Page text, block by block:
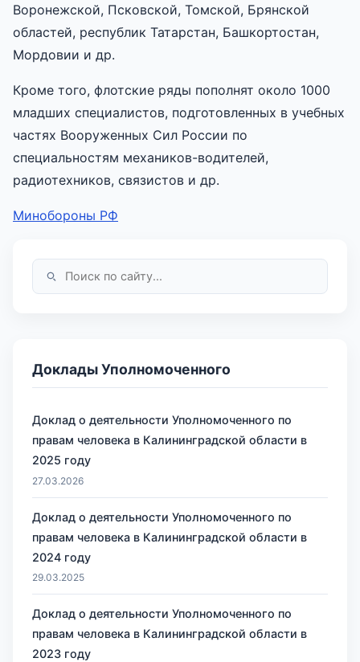
Воронежской, Псковской, Томской, Брянской
областей, республик Татарстан, Башкортостан,
Мордовии и др.
Кроме того, флотские ряды пополнят около 1000
младших специалистов, подготовленных в учебных
частях Вооруженных Сил России по
специальностям механиков-водителей,
радиотехников, связистов и др.
Минобороны РФ
Доклады Уполномоченного
Доклад о деятельности Уполномоченного по
правам человека в Калининградской области в
2025 году
27.03.2026
Доклад о деятельности Уполномоченного по
правам человека в Калининградской области в
2024 году
29.03.2025
Доклад о деятельности Уполномоченного по
правам человека в Калининградской области в
2023 году